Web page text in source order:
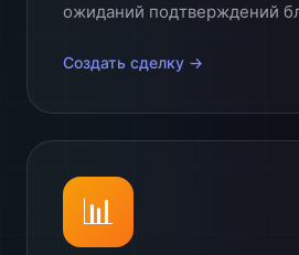
ожиданий подтверждений
Создать сделку →
📊